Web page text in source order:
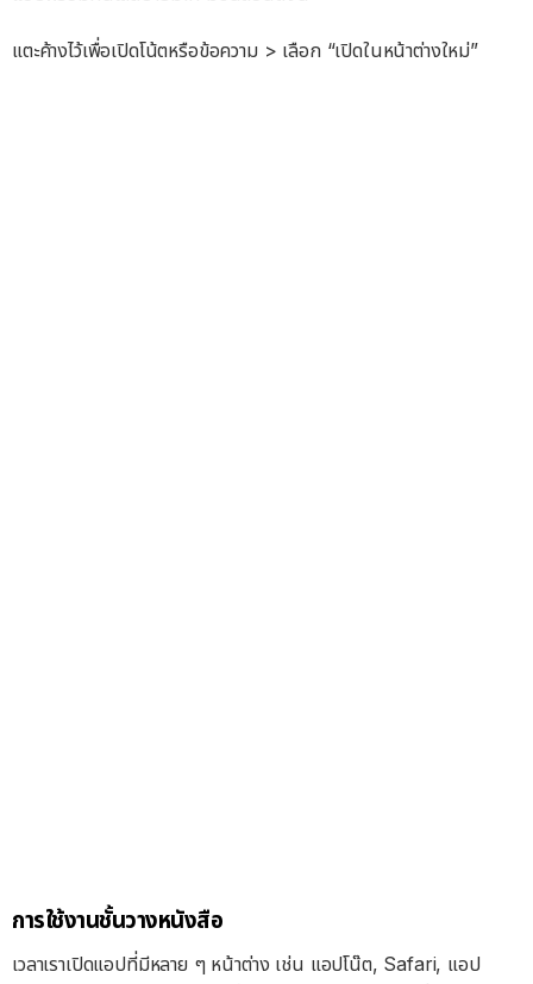
แตะค้างไว้เพื่อเปิดโน้ตหรือข้อความ > เลือก “เปิดในหน้าต่างใหม่”
การใช้งานชั้นวางหนังสือ
เวลาเราเปิดแอปที่มีหลาย ๆ หน้าต่าง เช่น แอปโน๊ต, Safari, แอป